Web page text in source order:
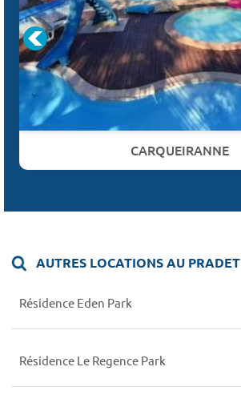
CARQUEIRANNE
AUTRES LOCATIONS AU PRADET
Résidence Eden Park
Résidence Le Regence Park